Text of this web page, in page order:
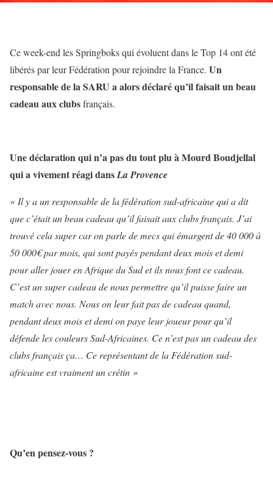
Ce week-end les Springboks qui évoluent dans le Top 14 ont été
libérés par leur Fédération pour rejoindre la France. Un
responsable de la SARU a alors déclaré qu’il faisait un beau
cadeau aux clubsfrançais.
Une déclaration qui n’a pas du tout plu à Mourd Boudjellal
qui a vivement réagi dansLa Provence
« Il y a un responsable de la fédération sud-africaine qui a dit
que c’était un beau cadeau qu’il faisait aux clubs français. J’ai
trouvé cela super car on parle de mecs qui émargent de 40 000 à
50 000€ par mois, qui sont payés pendant deux mois et demi
pour aller jouer en Afrique du Sud et ils nous font ce cadeau.
C’est un super cadeau de nous permettre qu’il puisse faire un
match avec nous. Nous on leur fait pas de cadeau quand,
pendant deux mois et demi on paye leur joueur pour qu’il
défende les couleurs Sud-Africaines. Ce n’est pas un cadeau des
clubs français ça… Ce représentant de la Fédération sud-
africaine est vraiment un crétin »
Qu’en pensez-vous ?